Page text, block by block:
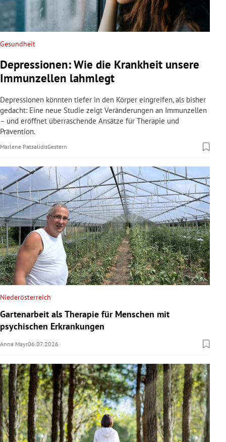
Gesundheit
Depressionen: Wie die Krankheit unsere
Immunzellen lahmlegt
Depressionen könnten tiefer in den Körper eingreifen, als bisher
gedacht: Eine neue Studie zeigt Veränderungen an Immunzellen
– und eröffnet überraschende Ansätze für Therapie und
Prävention.
Marlene PatsalidisGestern
Niederösterreich
Gartenarbeit als Therapie für Menschen mit
psychischen Erkrankungen
Anna Mayr06.07.2026